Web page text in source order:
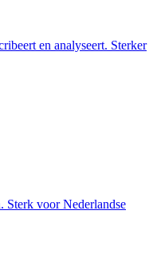
en analyseert. Sterker
Sterk voor Nederlandse